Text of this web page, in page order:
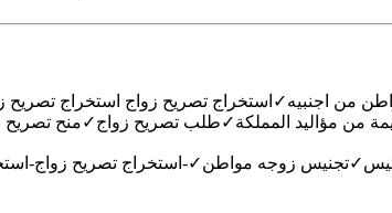
من اجنبيه✓استخراج تصريح زواج استخراج
زوجه مواطن✓-استخراج تصريح زواج-